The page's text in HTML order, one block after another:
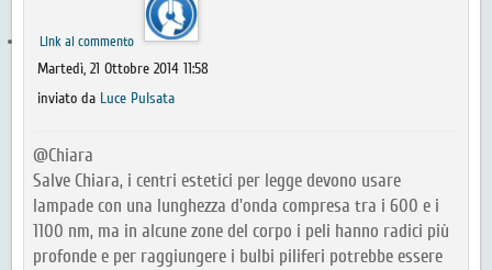
Link al commento
Martedì, 21 Ottobre 2014 11:58
inviato da Luce Pulsata
@Chiara
Salve Chiara, i centri estetici per legge devono usare
lampade con una lunghezza d'onda compresa tra i 600 e i
1100 nm, ma in alcune zone del corpo i peli hanno radici più
profonde e per raggiungere i bulbi piliferi potrebbe essere